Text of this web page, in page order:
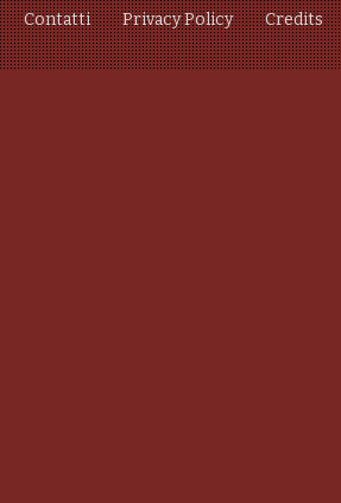
Contatti Privacy Policy Credits